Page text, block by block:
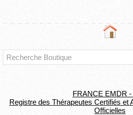
FRANCE EMDR -
Registre des Thérapeutes Certifiés et
Officielles